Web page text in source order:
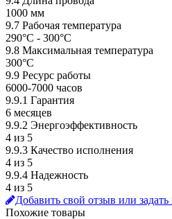
1000 мм
9.7 Рабочая температура
290°С - 300°С
9.8 Максимальная температура
300°С
9.9 Ресурс работы
6000-7000 часов
9.9.1 Гарантия
6 месяцев
9.9.2 Энергоэффективность
4 из 5
9.9.3 Качество исполнения
4 из 5
9.9.4 Надежность
4 из 5
Добавить свой отзыв или задать
Похожие товары